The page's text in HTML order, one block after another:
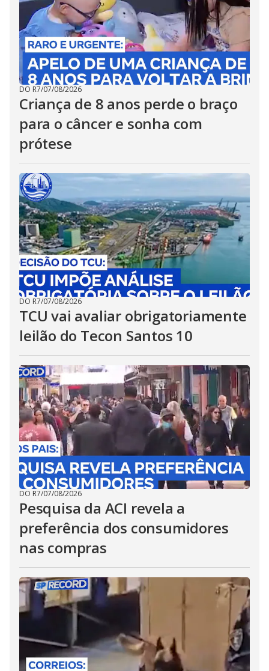
DO R7/07/08/2026
Criança de 8 anos perde o braço
para o câncer e sonha com
prótese
DO R7/07/08/2026
TCU vai avaliar obrigatoriamente
leilão do Tecon Santos 10
DO R7/07/08/2026
Pesquisa da ACI revela a
preferência dos consumidores
nas compras